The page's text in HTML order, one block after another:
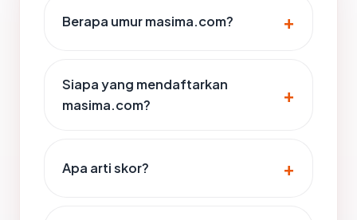
Berapa umur masima.com?
Siapa yang mendaftarkan
masima.com?
Apa arti skor?